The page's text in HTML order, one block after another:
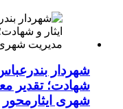
شهردار
شهادت؛ تقدیر
شهری ایثارمحور